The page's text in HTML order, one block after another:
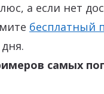
а если нет
бесплатный
самых